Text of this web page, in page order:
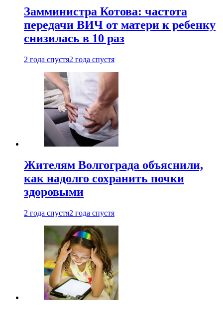
Замминистра Котова: частота
передачи ВИЧ от матери к ребенку
снизилась в 10 раз
2 года спустя2 года спустя
Жителям Волгограда объяснили,
как надолго сохранить почки
здоровыми
2 года спустя2 года спустя